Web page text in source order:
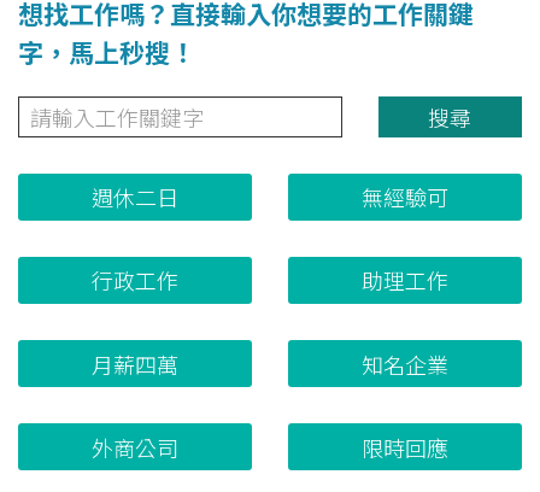
想找工作嗎？直接輸入你想要的工作關鍵
字，馬上秒搜！
搜尋
週休二日 無經驗可
行政工作 助理工作
月薪四萬 知名企業
外商公司 限時回應